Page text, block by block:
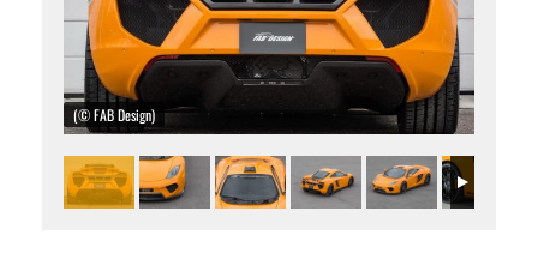
(© FAB Design)